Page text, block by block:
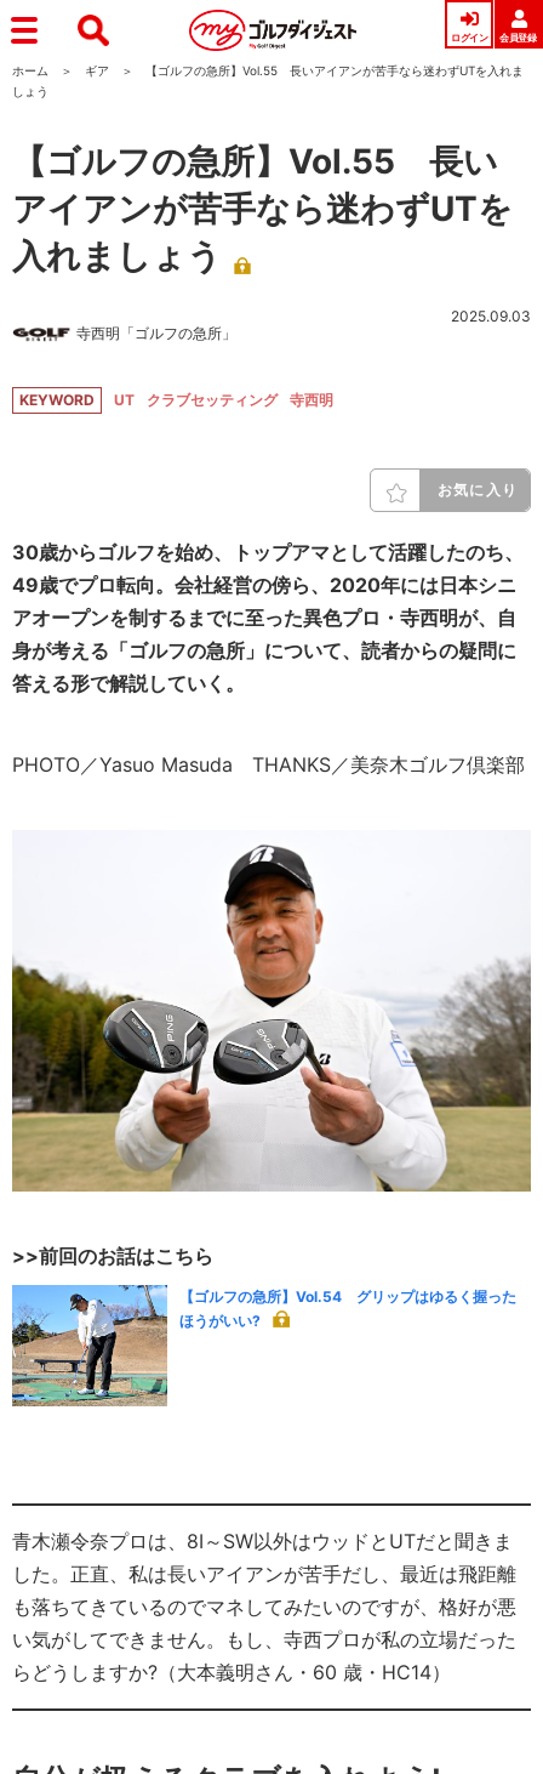
ログイン 会員登録
ホーム ギア
【ゴルフの急所】Vol.55 長いアイアンが苦手なら迷わずUTを入れま
しょう
【ゴルフの急所】Vol.55 長い
アイアンが苦手なら迷わずUTを
入れましょう
寺西明「ゴルフの急所」
2025.09.03
KEYWORD UT クラブセッティング 寺西明
お気に入り
30歳からゴルフを始め、トップアマとして活躍したのち、
49歳でプロ転向。会社経営の傍ら、2020年には日本シニ
アオープンを制するまでに至った異色プロ・寺西明が、自
身が考える「ゴルフの急所」について、読者からの疑問に
答える形で解説していく。
PHOTO／Yasuo Masuda THANKS／美奈木ゴルフ倶楽部
>>前回のお話はこちら
【ゴルフの急所】Vol.54 グリップはゆるく握った
ほうがいい?
青木瀬令奈プロは、8I～SW以外はウッドとUTだと聞きま
した。正直、私は長いアイアンが苦手だし、最近は飛距離
も落ちてきているのでマネしてみたいのですが、格好が悪
い気がしてできません。もし、寺西プロが私の立場だった
らどうしますか?（大本義明さん・60 歳・HC14）